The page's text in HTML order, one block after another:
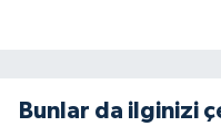
Bunlar da ilginizi